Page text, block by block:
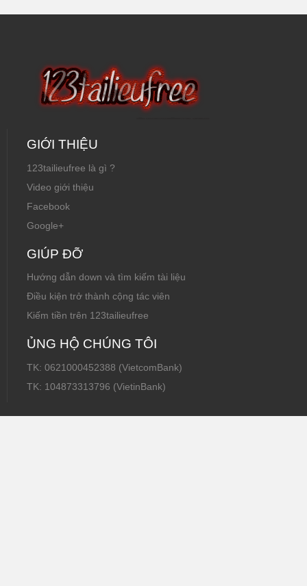
GIỚI THIỆU
123tailieufree là gì ?
Video giới thiệu
Facebook
Google+
GIÚP ĐỠ
Hướng dẫn down và tìm kiếm tài liệu
Điều kiện trở thành cộng tác viên
Kiếm tiền trên 123tailieufree
ỦNG HỘ CHÚNG TÔI
TK: 0621000452388 (VietcomBank)
TK: 104873313796 (VietinBank)